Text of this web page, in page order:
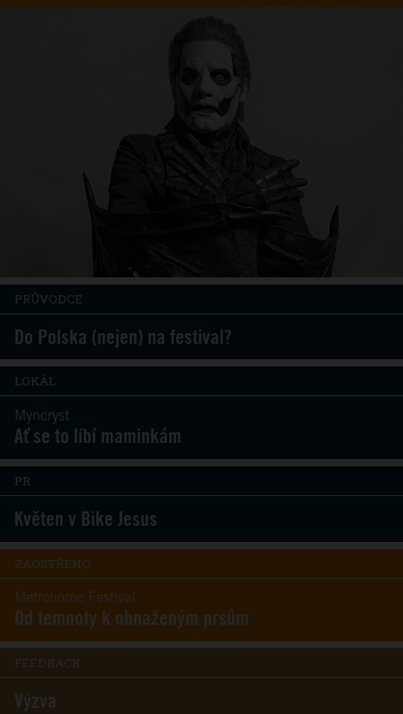
PRŮVODCE
Do Polska (nejen) na festival?
LOKÁL
Myncryst
Ať se to líbí maminkám
PR
Květen v Bike Jesus
ZAOSTŘENO
Metronome Festival
Od temnoty k obnaženým prsům
FEEDBACK
Výzva